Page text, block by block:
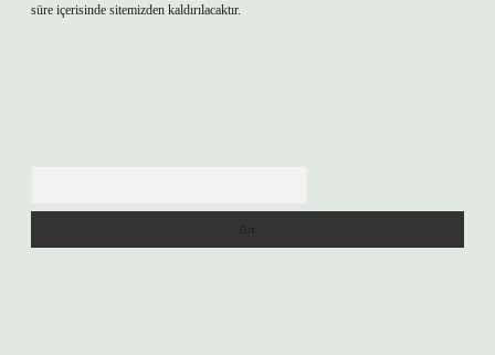
süre içerisinde sitemizden kaldırılacaktır.